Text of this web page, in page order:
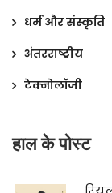
धर्म और संस्कृति
अंतरराष्ट्रीय
टेक्नोलॉजी
हाल के पोस्ट